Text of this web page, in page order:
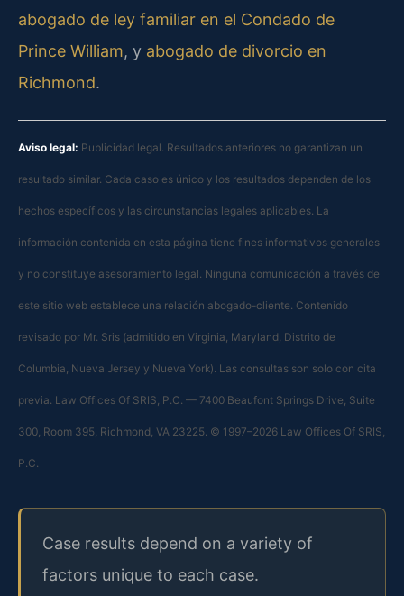
abogado de ley familiar en el Condado de
Prince William, y abogado de divorcio en
Richmond.
Aviso legal: Publicidad legal. Resultados anteriores no garantizan un
resultado similar. Cada caso es único y los resultados dependen de los
hechos específicos y las circunstancias legales aplicables. La
información contenida en esta página tiene fines informativos generales
y no constituye asesoramiento legal. Ninguna comunicación a través de
este sitio web establece una relación abogado-cliente. Contenido
revisado por Mr. Sris (admitido en Virginia, Maryland, Distrito de
Columbia, Nueva Jersey y Nueva York). Las consultas son solo con cita
previa. Law Offices Of SRIS, P.C. — 7400 Beaufont Springs Drive, Suite
300, Room 395, Richmond, VA 23225. © 1997–2026 Law Offices Of SRIS,
P.C.
Case results depend on a variety of
factors unique to each case.